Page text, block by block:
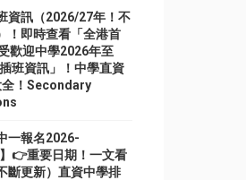
資訊（2026/27年！不
！即時查看「全港首
歡迎中學2026年至
班資訊」！中學直資
全！Secondary
一報名2026-
👉重要日期！一文看
斷更新）直資中學排